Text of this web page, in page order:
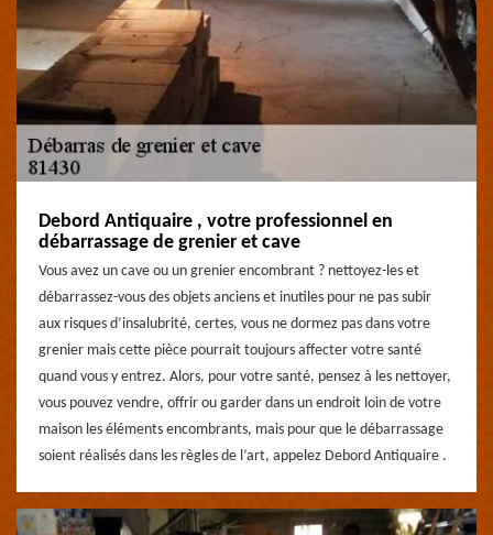
Debord Antiquaire , votre professionnel en
débarrassage de grenier et cave
Vous avez un cave ou un grenier encombrant ? nettoyez-les et
débarrassez-vous des objets anciens et inutiles pour ne pas subir
aux risques d’insalubrité, certes, vous ne dormez pas dans votre
grenier mais cette pièce pourrait toujours affecter votre santé
quand vous y entrez. Alors, pour votre santé, pensez à les nettoyer,
vous pouvez vendre, offrir ou garder dans un endroit loin de votre
maison les éléments encombrants, mais pour que le débarrassage
soient réalisés dans les règles de l’art, appelez Debord Antiquaire .